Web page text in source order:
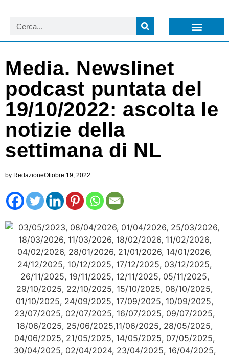
Media. Newslinet
podcast puntata del
19/10/2022: ascolta le
notizie della
settimana di NL
by RedazioneOttobre 19, 2022